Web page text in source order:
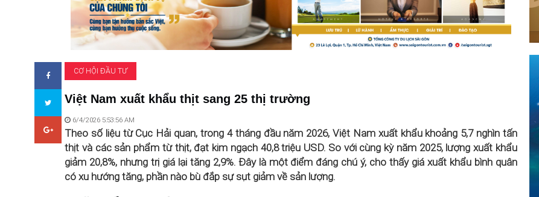
CƠ HỘI ĐẦU TƯ
Việt Nam xuất khẩu thịt sang 25 thị trường
6/4/2026 5:53:56 AM
Theo số liệu từ Cục Hải quan, trong 4 tháng đầu năm 2026, Việt Nam xuất khẩu khoảng 5,7 nghìn tấn
thịt và các sản phẩm từ thịt, đạt kim ngạch 40,8 triệu USD. So với cùng kỳ năm 2025, lượng xuất khẩu
giảm 20,8%, nhưng trị giá lại tăng 2,9%. Đây là một điểm đáng chú ý, cho thấy giá xuất khẩu bình quân
có xu hướng tăng, phần nào bù đắp sự sụt giảm về sản lượng.